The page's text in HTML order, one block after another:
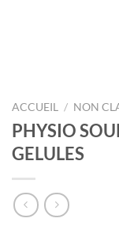
ACCUEIL / NON
PHYSIO
GELULES